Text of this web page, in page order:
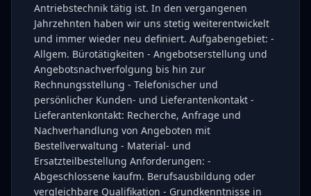
Antriebstechnik tätig ist. In den vergangenen
Jahrzehnten haben wir uns stetig weiterentwickelt
und immer wieder neu definiert. Aufgabengebiet: -
Allgem. Bürotätigkeiten - Angebotserstellung und
Angebotsnachverfolgung bis hin zur
Rechnungsstellung - Telefonischer und
persönlicher Kunden- und Lieferantenkontakt -
Lieferantenkontakt: Recherche, Anfrage und
Nachverhandlung von Angeboten mit
Bestellverwaltung - Material- und
Ersatzteilbestellung Anforderungen: -
Abgeschlossene kaufm. Berufsausbildung oder
vergleichbare Qualifikation - Grundkenntnisse in